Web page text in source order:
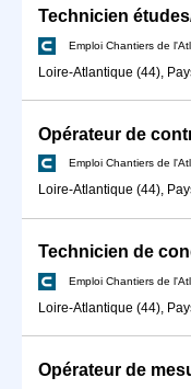
Technicien
Emploi Chantiers de
Loire-Atlantique (44),
Opérateur de
Emploi Chantiers de
Loire-Atlantique (44),
Technicien de
Emploi Chantiers de
Loire-Atlantique (44),
Opérateur de